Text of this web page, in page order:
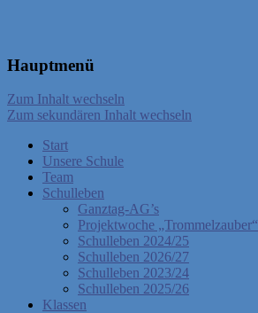
Hauptmenü
Zum Inhalt wechseln
Zum sekundären Inhalt wechseln
Start
Unsere Schule
Team
Schulleben
Ganztag-AG’s
Projektwoche „Trommelzauber“
Schulleben 2024/25
Schulleben 2026/27
Schulleben 2023/24
Schulleben 2025/26
Klassen